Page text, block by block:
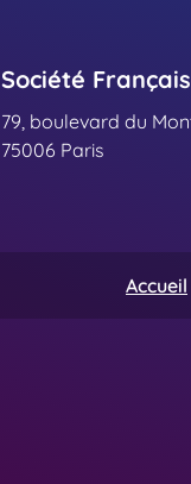
Société
79, boulevard du
75006 Paris
Accueil